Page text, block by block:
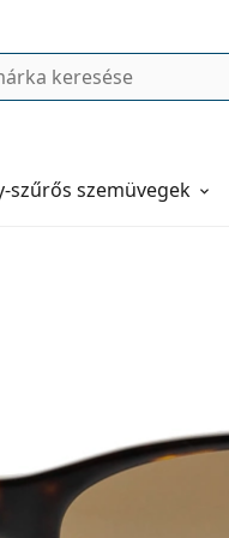
szűrős szemüvegek